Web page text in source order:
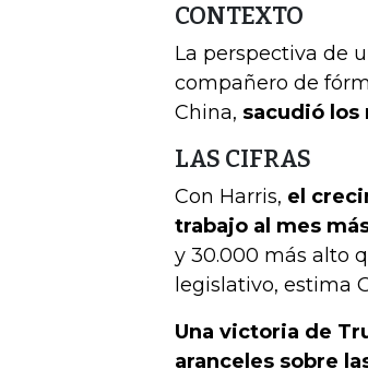
CONTEXTO
La perspectiva de
compañero de
China, sacudió los
LAS CIFRAS
Con Harris, el
trabajo al mes
y 30.000 más alto
legislativo, estima
Una victoria de
aranceles sobre